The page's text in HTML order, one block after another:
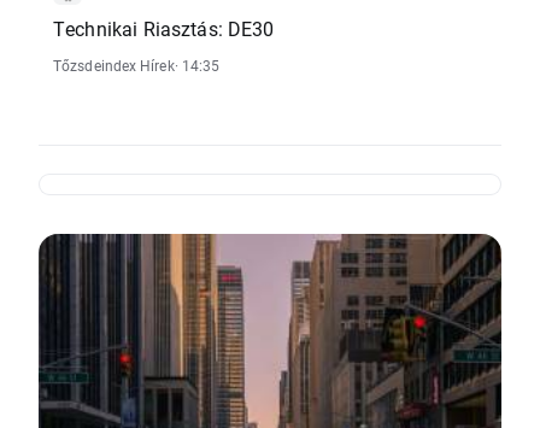
Technikai Riasztás: DE30
Tőzsdeindex Hírek· 14:35